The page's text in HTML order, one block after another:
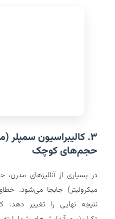
۳. کالیبراسیون
حجم‌های کوچک
در بسیاری از آنالیزهای
میکرولیتر) جابجا می‌شود.
نتیجه نهایی را تغییر دهد.